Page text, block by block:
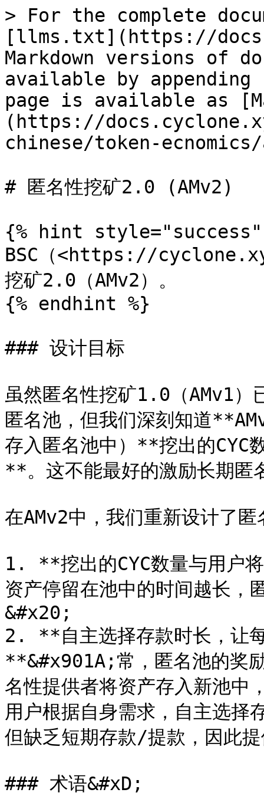
> For the complete
[llms.txt](https://
Markdown versions of
available by
page is available as
(https://
chinese/token-ecnomics/
# 匿名性挖矿2.0 (AMv2)
{% hint style="success"
BSC（<https://
挖矿2.0（AMv2）。
{% endhint %}
### 设计目标
虽然匿名性挖矿1.0（AMv1
匿名池，但我们深刻知道
存入匿名池中）**挖出的CYC
**。这不能最好的激励长期匿
在AMv2中，我们重新设计了
1. **挖出的CYC数量与用户
资产停留在池中的时间越长，
&#x20;
2. **自主选择存款时长，让
**&#x901A;常，匿名池的奖
名性提供者将资产存入新池中
用户根据自身需求，自主选择
但缺乏短期存款/提款，因此
### 术语&#xD;